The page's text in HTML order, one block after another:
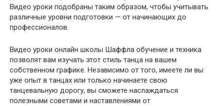
Видео уроки подобраны таким образом, чтобы учитывать
различные уровни подготовки — от начинающих до
профессионалов.
Видео уроки онлайн школы Шаффла обучение и техника
позволят вам изучать этот стиль танца на вашем
собственном графике. Независимо от того, имеете ли вы
уже опыт в танцах или только начинаете свою
танцевальную дорогу, вы сможете наслаждаться
полезными советами и наставлениями от